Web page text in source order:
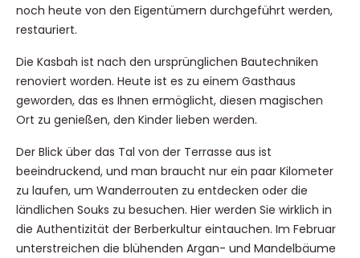
noch heute von den Eigentümern durchgeführt werden,
restauriert.
Die Kasbah ist nach den ursprünglichen Bautechniken
renoviert worden. Heute ist es zu einem Gasthaus
geworden, das es Ihnen ermöglicht, diesen magischen
Ort zu genießen, den Kinder lieben werden.
Der Blick über das Tal von der Terrasse aus ist
beeindruckend, und man braucht nur ein paar Kilometer
zu laufen, um Wanderrouten zu entdecken oder die
ländlichen Souks zu besuchen. Hier werden Sie wirklich in
die Authentizität der Berberkultur eintauchen. Im Februar
unterstreichen die blühenden Argan- und Mandelbäume